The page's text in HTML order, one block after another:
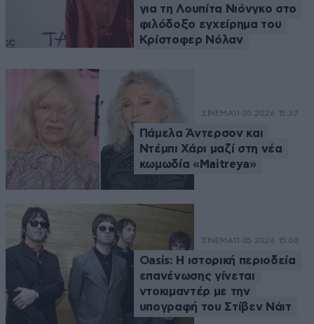
για τη Λουπίτα Νιόνγκο στο
φιλόδοξο εγχείρημα του
Κρίστοφερ Νόλαν
ΣΙΝΕΜΑ 11·05·2026 15:37
Πάμελα Άντερσον και
Ντέμπι Χάρι μαζί στη νέα
κωμωδία «Maitreya»
ΣΙΝΕΜΑ 11·05·2026 15:08
Oasis: Η ιστορική περιοδεία
επανένωσης γίνεται
ντοκιμαντέρ με την
υπογραφή του Στίβεν Νάιτ